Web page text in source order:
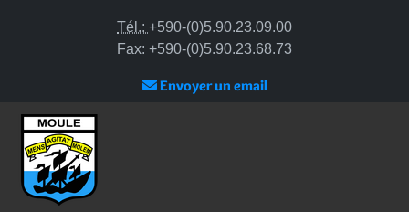
Tél.: +590-(0)5.90.23.09.00
Fax: +590-(0)5.90.23.68.73
Envoyer un email